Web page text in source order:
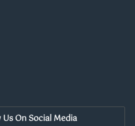
On Social Media